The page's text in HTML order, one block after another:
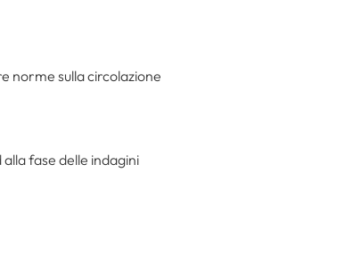
norme sulla circolazione
fase delle indagini